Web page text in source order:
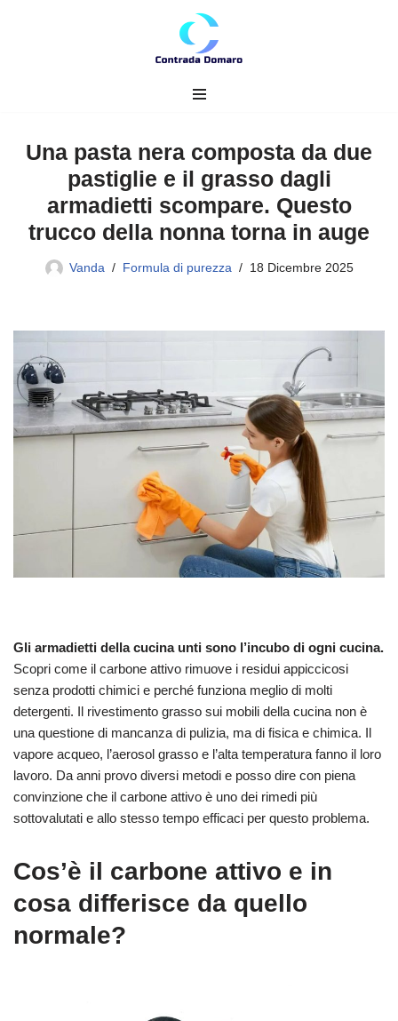
Una pasta nera composta da due
pastiglie e il grasso dagli
armadietti scompare. Questo
trucco della nonna torna in auge
Vanda Formula di purezza 18 Dicembre 2025
Gli armadietti della cucina unti sono l’incubo di ogni cucina.
Scopri come il carbone attivo rimuove i residui appiccicosi
senza prodotti chimici e perché funziona meglio di molti
detergenti. Il rivestimento grasso sui mobili della cucina non è
una questione di mancanza di pulizia, ma di fisica e chimica. Il
vapore acqueo, l’aerosol grasso e l’alta temperatura fanno il loro
lavoro. Da anni provo diversi metodi e posso dire con piena
convinzione che il carbone attivo è uno dei rimedi più
sottovalutati e allo stesso tempo efficaci per questo problema.
Cos’è il carbone attivo e in
cosa differisce da quello
normale?